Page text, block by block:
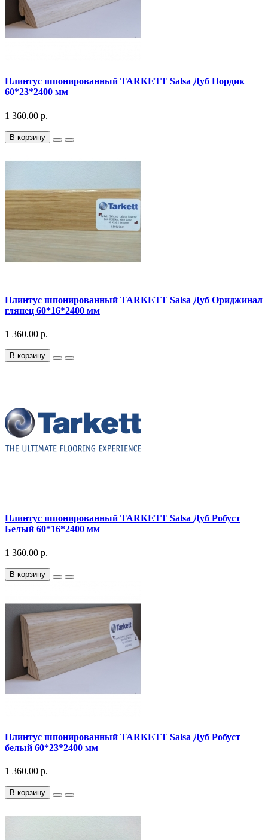
Плинтус шпонированный TARKETT Salsa Дуб Нордик
60*23*2400 мм
1 360.00 р.
В корзину
Плинтус шпонированный TARKETT Salsa Дуб Ориджинал
глянец 60*16*2400 мм
1 360.00 р.
В корзину
Плинтус шпонированный TARKETT Salsa Дуб Робуст
Белый 60*16*2400 мм
1 360.00 р.
В корзину
Плинтус шпонированный TARKETT Salsa Дуб Робуст
белый 60*23*2400 мм
1 360.00 р.
В корзину